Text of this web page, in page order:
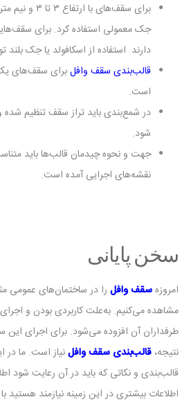
برای سقف‌های
جک معمولی استفاده کرد. برای
دارند استفاده از اسکافولد یا جک
قالب‌بندی سقف وافلبرای سقف‌های
است.
در شمع‌بندی باید تراز سقف تنظیم شده
شود.
جهت و نحوه چیدمان قالب‌ها باید
نقشه‌های اجرایی آمده است.‌
سخن پایانی
امروزهسقف وافل را در ساختمان‌های عمومی
مشاهده می‌کنیم. به‌علت کاربردی بودن و
طرفداران آن افزوده می‌شود. برای اجرای
نتیجه، قالب‌بندی سقف وافلنیاز است. ما در
قالب‌بندی و نکاتی که باید در آن رعایت شود
اطلاعات بیشتری در این زمینه نیازمند هستید با